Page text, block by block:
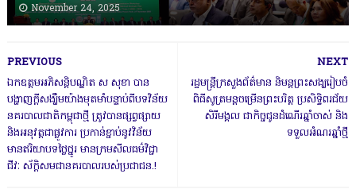
November 24, 2025
NEXT
រដ្ឋមន្រ្តីក្រសួងព័ត៌មាន និមន្តព្រះសង្ឃរៀបចំ
ពិធីសូត្រមន្តចម្រើនព្រះបរិត្ត ប្រសិទ្ធិពរជ័យ
សិរីមង្គល ជាកិច្ចជូនដំណើរឆ្នាំចាស់ និង
ទទួលអំណរឆ្នាំថ្មី
PREVIOUS
ឯកឧត្តមអភិសន្តិបណ្ឌិត ស សុខា បាន
បង្ហាញក្តីសង្ឃឹមយ៉ាងមុតមាំបន្ទាប់ពីបទវិន័យ
នគរបាលជាតិកម្ពុជាថ្មី ត្រូវបានផ្សព្វផ្សាយ
និងអនុវត្តជាផ្លូវការ ប្រកាន់ខ្ជាប់នូវវិន័យ
មានឥរិយាបទថ្លៃថ្នូរ មានក្រមសីលធម៌វិជ្ជា
ជីវៈ ស័ក្តិសមជានគរបាលរបស់ប្រជាជន.!